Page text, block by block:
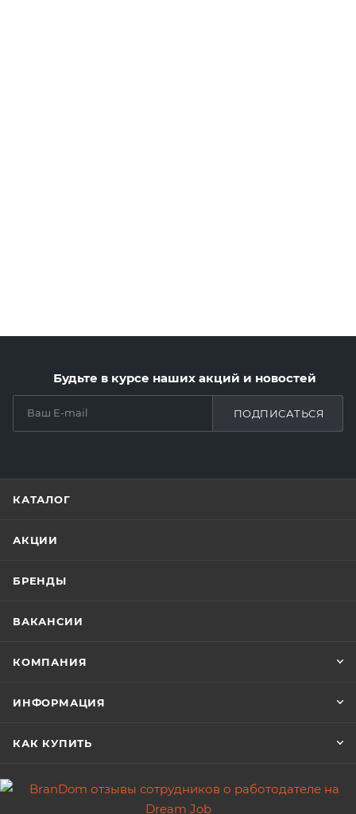
Будьте в курсе наших акций и новостей
ПОДПИСАТЬСЯ
КАТАЛОГ
АКЦИИ
БРЕНДЫ
ВАКАНСИИ
КОМПАНИЯ
ИНФОРМАЦИЯ
КАК КУПИТЬ